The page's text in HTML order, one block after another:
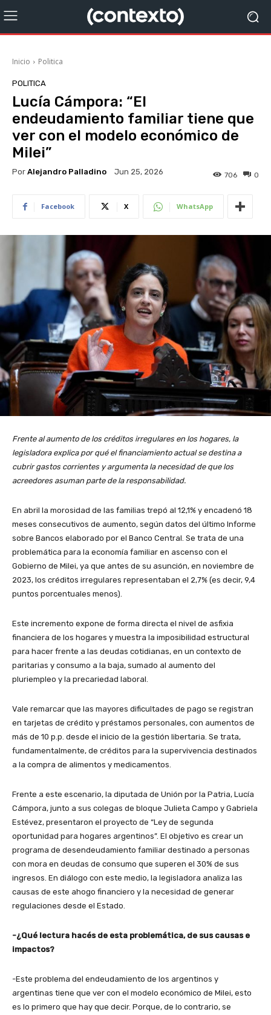
Inicio Politica
POLITICA
Lucía Cámpora: “El
endeudamiento familiar tiene que
ver con el modelo económico de
Milei”
Por Alejandro Palladino Jun 25, 2026 0
706
Facebook X WhatsApp
Frente al aumento de los créditos irregulares en los hogares, la
legisladora explica por qué el financiamiento actual se destina a
cubrir gastos corrientes y argumenta la necesidad de que los
acreedores asuman parte de la responsabilidad.
En abril la morosidad de las familias trepó al 12,1% y encadenó 18
meses consecutivos de aumento, según datos del último Informe
sobre Bancos elaborado por el Banco Central. Se trata de una
problemática para la economía familiar en ascenso con el
Gobierno de Milei, ya que antes de su asunción, en noviembre de
2023, los créditos irregulares representaban el 2,7% (es decir, 9,4
puntos porcentuales menos).
Este incremento expone de forma directa el nivel de asfixia
financiera de los hogares y muestra la imposibilidad estructural
para hacer frente a las deudas cotidianas, en un contexto de
paritarias y consumo a la baja, sumado al aumento del
pluriempleo y la precariedad laboral.
Vale remarcar que las mayores dificultades de pago se registran
en tarjetas de crédito y préstamos personales, con aumentos de
más de 10 p.p. desde el inicio de la gestión libertaria. Se trata,
fundamentalmente, de créditos para la supervivencia destinados
a la compra de alimentos y medicamentos.
Frente a este escenario, la diputada de Unión por la Patria, Lucía
Cámpora, junto a sus colegas de bloque Julieta Campo y Gabriela
Estévez, presentaron el proyecto de “Ley de segunda
oportunidad para hogares argentinos”. El objetivo es crear un
programa de desendeudamiento familiar destinado a personas
con mora en deudas de consumo que superen el 30% de sus
ingresos. En diálogo con este medio, la legisladora analiza las
causas de este ahogo financiero y la necesidad de generar
regulaciones desde el Estado.
-¿Qué lectura hacés de esta problemática, de sus causas e
impactos?
-Este problema del endeudamiento de los argentinos y
argentinas tiene que ver con el modelo económico de Milei, esto
es lo primero que hay que decir. Porque, de lo contrario, se